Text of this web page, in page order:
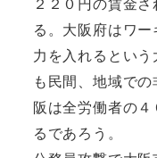
２２０円の賃金
る。大阪府はワ
力を入れるとい
も民間、地域で
阪は全労働者の
るであろう。